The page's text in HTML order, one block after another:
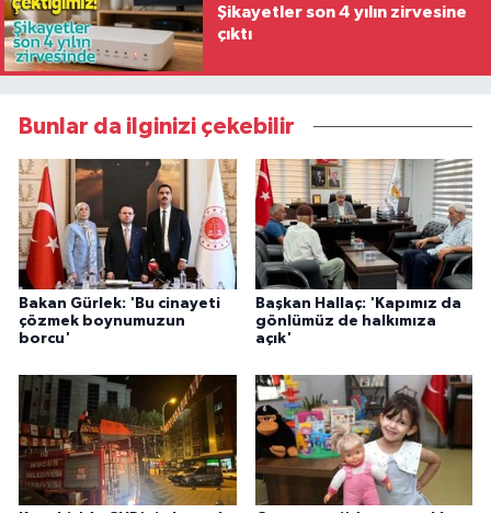
Şikayetler son 4 yılın zirvesine
çıktı
Bunlar da ilginizi çekebilir
Bakan Gürlek: 'Bu cinayeti
çözmek boynumuzun
borcu'
Başkan Hallaç: 'Kapımız da
gönlümüz de halkımıza
açık'